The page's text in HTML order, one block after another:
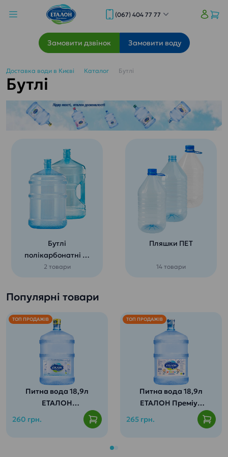
(067) 404 77 77
Замовити дзвінок Замовити воду
Доставка води в Києві Каталог Бутлі
Бутлі
Бутлі
полікарбонатні 19
л
2 товари
Пляшки ПЕТ
14 товари
Популярні товари
ТОП ПРОДАЖІВ
Питна вода 18,9л
ЕТАЛОН
260 грн.
ТОП ПРОДАЖІВ
Питна вода 18,9л
ЕТАЛОН Преміум
(для дітей від 3
265 грн.